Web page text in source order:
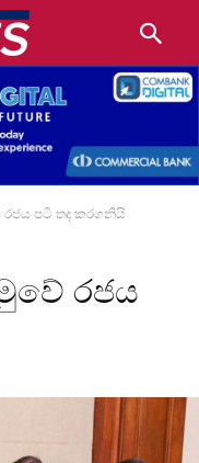
රජය පටි තද කරගනියි
රජය